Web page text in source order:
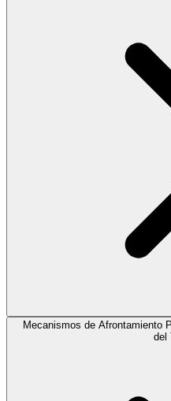
Mecanismos de Afrontamiento
del